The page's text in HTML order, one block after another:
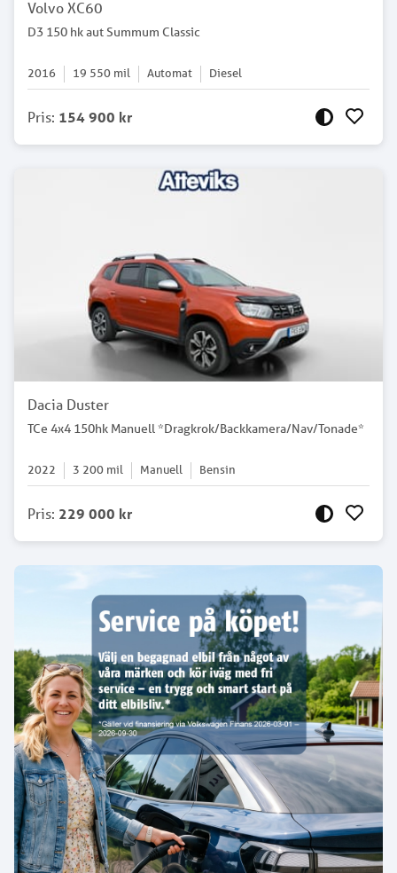
Volvo XC60
D3 150 hk aut Summum Classic
2016 19 550 mil Automat Diesel
Pris: 154 900 kr
Dacia Duster
TCe 4x4 150hk Manuell *Dragkrok/Backkamera/Nav/Tonade*
2022 3 200 mil Manuell Bensin
Pris: 229 000 kr